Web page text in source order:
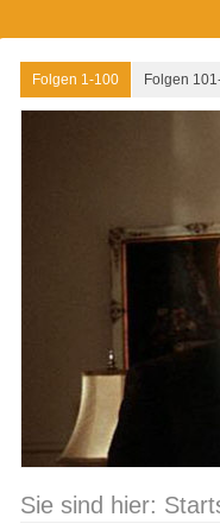
Folgen 1-100 Folgen
Sie sind hier: